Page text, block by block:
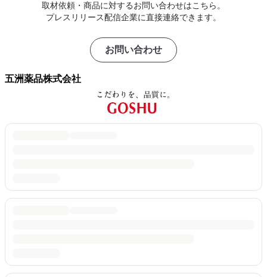
取材依頼・商品に対するお問い合わせはこちら。
プレスリリース配信企業に直接連絡できます。
お問い合わせ
五洲薬品株式会社